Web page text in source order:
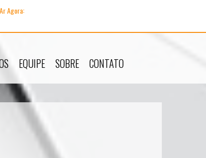
Agora:
EQUIPE SOBRE CONTATO